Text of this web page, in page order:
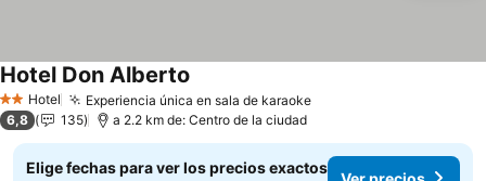
2 Estrellas
Hotel Experiencia única en sala de karaoke
Hotel Don Alberto
6,8 135 a 2.2 km de: Centro de la ciudad
Elige fechas para ver los precios exactos